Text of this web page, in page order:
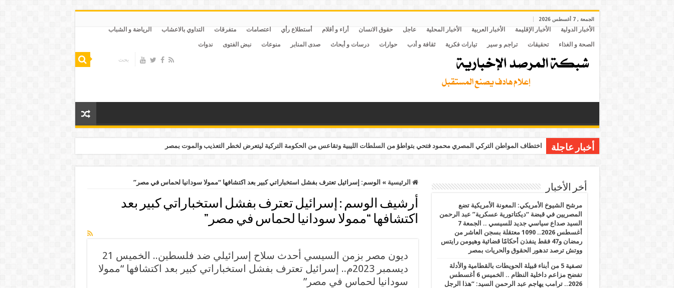
الجمعة , 7 أغسطس 2026
الأخبار الدولية الأخبار الإقليمة الأخبار العربية الأخبار المحلية عاجل حقوق الانسان أراء و أقلام أستطلاع رأي اعتصامات متفرقات التداوي بالاعشاب الرياضة و الشباب
الصحة و الغذاء تحقيقات تراجم و سير تيارات فكرية ثقافة و أدب حوارات درسات و أبحاث صدى المنابر منوعات نبض الفتوى ندوات
أخبار عاجلة اختطاف المواطن التركي المصري محمود فتحي بتواطؤ من السلطات الليبية وتقاعس من الحكومة التركية ليتعرض لخطر التعذيب والموت بمصر
الرئيسية » الوسم: إسرائيل تعترف بفشل استخباراتي كبير بعد اكتشافها “ممولا سودانيا لحماس في مصر”
أرشيف الوسم : إسرائيل تعترف بفشل استخباراتي كبير بعد
اكتشافها “ممولا سودانيا لحماس في مصر”
ديسمبر 2023م.. إسرائيل تعترف بفشل استخباراتي كبير بعد اكتشافها “ممولا
سودانيا لحماس في مصر”
أخر الأخبار
مرشح الشيوخ الأمريكي: المعونة الأمريكية تضع
المصريين في قبضة “ديكتاتورية عسكرية” عبد الرحمن
السيد صداع سياسي جديد للسيسي .. الجمعة 7
أغسطس 2026.. 1090 معتقلة بسجن العاشر من
رمضان و47 فقط ينفذن أحكامًا قضائية وهيومن رايتس
ووتش ترصد تدهور الحقوق والحريات بمصر
تصفية 5 من أبناء قبيلة الحويطات بالقطامية والأدلة
تفضح مزاعم داخلية النظام .. الخميس 6 أغسطس
2026.. ترامب يهاجم عبد الرحمن السيد: “هذا الرجل